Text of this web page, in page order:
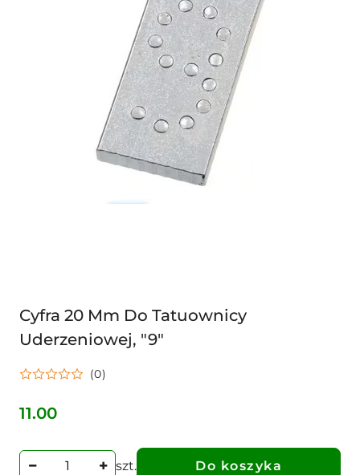
Cyfra 20 Mm Do Tatuownicy
Uderzeniowej, "9"
(0)
Cena:
11.00
szt. Do koszyka